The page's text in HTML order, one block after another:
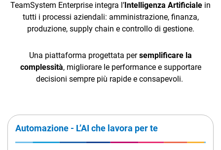
App in mobilità
TeamSystem Sales
TeamSystem Enterprise integra l’ Intelligenza Artificiale in
tutti i processi aziendali: amministrazione, finanza,
produzione, supply chain e controllo di gestione.
Una piattaforma progettata persemplificare la
complessità, migliorare le performance e supportare
decisioni sempre più rapide e consapevoli.
Automazione - L’AI che lavora per te